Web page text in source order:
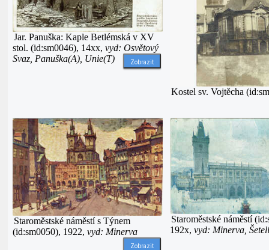
Jar. Panuška: Kaple Betlémská v XV
stol. (id:sm0046), 14xx, vyd: Osvětový
Svaz, Panuška(A), Unie(T)
Zobrazit
Kostel sv. Vojtěcha
Staroměstské náměstí s Týnem
(id:sm0050), 1922, vyd: Minerva
Zobrazit
Staroměstské náměstí
192x, vyd: Minerva,